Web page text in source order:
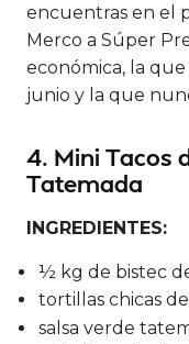
encuentras en el
Merco a Súper
económica, la
junio y la que
4. Mini Tacos
Tatemada
INGREDIENTES:
½ kg de bistec
tortillas chicas
salsa verde